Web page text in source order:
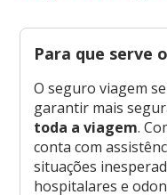
Para que serve
O seguro viagem
garantir mais
toda a viagem.
conta com
situações
hospitalares e